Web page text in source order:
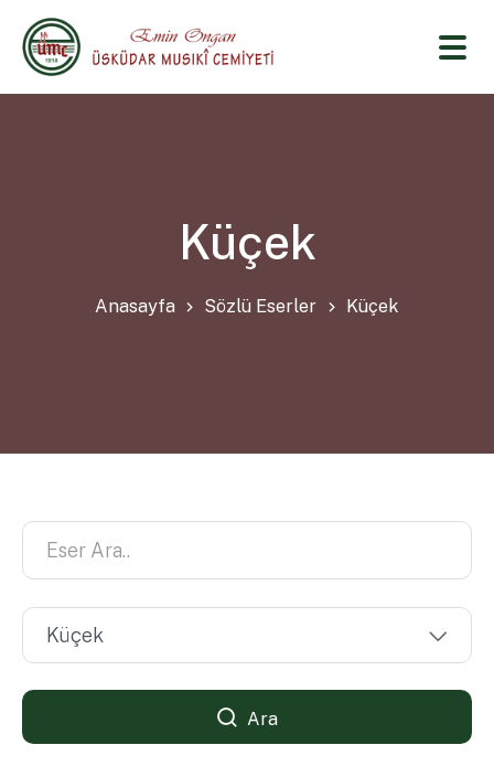
Küçek
Anasayfa Sözlü Eserler Küçek
Ara